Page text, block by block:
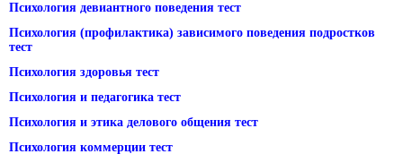
Психология девиантного поведения тест
Психология (профилактика) зависимого поведения подростков
тест
Психология здоровья тест
Психология и педагогика тест
Психология и этика делового общения тест
Психология коммерции тест